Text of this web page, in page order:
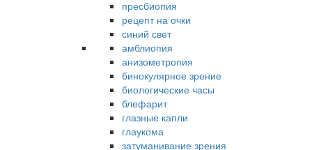
пресбиопия
рецепт на очки
синий свет
амблиопия
анизометропия
бинокулярное зрение
биологические часы
блефарит
глазные капли
глаукома
затуманивание зрения